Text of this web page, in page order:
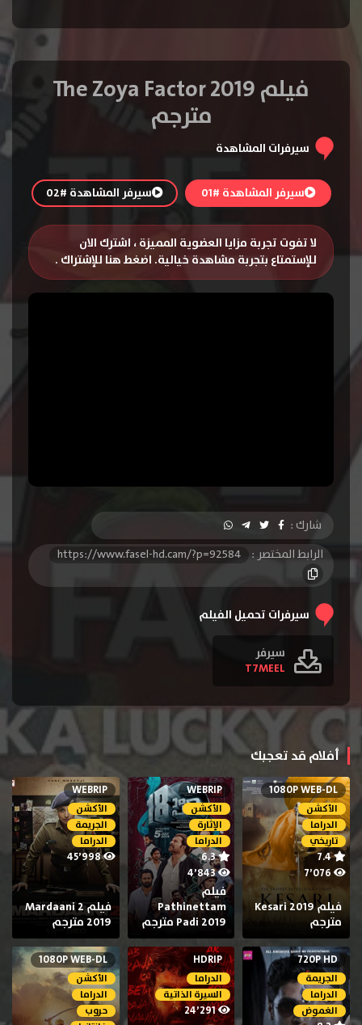
فيلم The Zoya Factor 2019
مترجم
سيرفرات المشاهدة
سيرفر المشاهدة #01 سيرفر المشاهدة #02
لا تفوت تجربة مزايا العضوية المميزة ، اشترك الان
للإستمتاع بتجربة مشاهدة خيالية. اضغط هنا للإشتراك .
شارك :
الرابط المختصر :
https://www.fasel-hd.cam/?p=92584
سيرفرات تحميل الفيلم
سيرفر
T7MEEL
أفلام قد تعجبك
1080P WEB-DL
الأكشن
الدراما
تاريخي
7.4
فيلم Kesari 2019
مترجم
WEBRIP
الأكشن
الإثارة
الدراما
6.3
4٬843
فيلم
Pathinettam
Padi 2019 مترجم
WEBRIP
الأكشن
الجريمة
الدراما
45٬998
فيلم Mardaani 2
2019 مترجم
720P HD
الجريمة
الدراما
الغموض
HDRIP
الدراما
السيرة الذاتية
24٬291
1080P WEB-DL
الأكشن
الدراما
حروب